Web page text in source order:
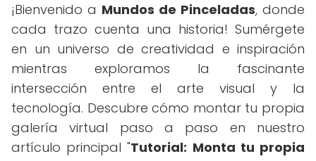
¡Bienvenido a Mundos de Pinceladas, donde
cada trazo cuenta una historia! Sumérgete
en un universo de creatividad e inspiración
mientras exploramos la fascinante
intersección entre el arte visual y la
tecnología. Descubre cómo montar tu propia
galería virtual paso a paso en nuestro
artículo principal "Tutorial: Monta tu propia